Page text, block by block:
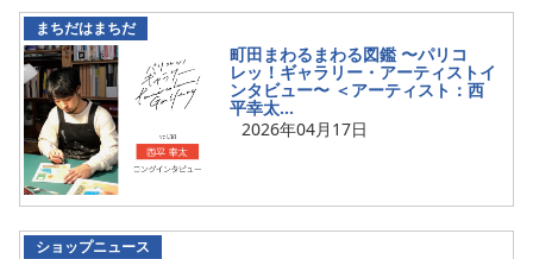
まちだはまちだ
町田まわるまわる図鑑 〜パリコ
レッ！ギャラリー・アーティストイ
ンタビュー〜 ＜アーティスト：西
平幸太...
2026年04月17日
ショップニュース